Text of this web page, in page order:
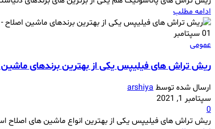
ادامه مطلب
01 سپتامبر
عمومی
ریش تراش های فیلیپس یکی از بهترین برندهای ماشین
ارسال شده توسطarshiya
سپتامبر 1, 2021
0
ریش تراش های فیلیپس یکی از بهترین انواع ماشین های اصلاح